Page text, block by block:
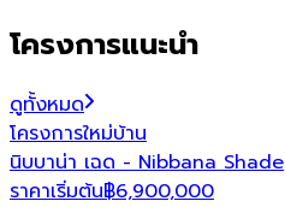
โครงการแนะนำ
ดูทั้งหมด
โครงการใหม่บ้าน
นิบบาน่า เฉด - Nibbana Shade
ราคาเริ่มต้น฿6,900,000